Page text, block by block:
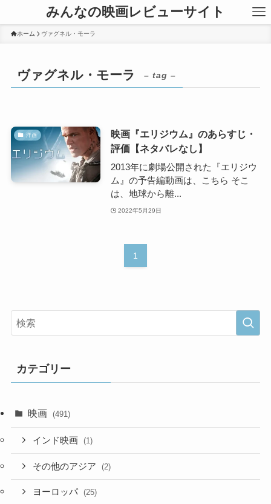
みんなの映画レビューサイト
ホーム ヴァグネル・モーラ
ヴァグネル・モーラ – tag –
洋画
映画『エリジウム』のあらすじ・
評価【ネタバレなし】
2013年に劇場公開された『エリジウ
ム』の予告編動画は、こちら そこ
は、地球から離...
2022年5月29日
1
カテゴリー
映画 (491)
インド映画 (1)
その他のアジア (2)
ヨーロッパ (25)